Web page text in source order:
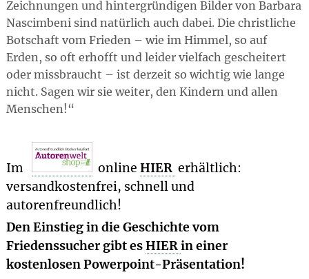
Zeichnungen und hintergründigen Bilder von Barbara
Nascimbeni sind natürlich auch dabei. Die christliche
Botschaft vom Frieden – wie im Himmel, so auf
Erden, so oft erhofft und leider vielfach gescheitert
oder missbraucht – ist derzeit so wichtig wie lange
nicht. Sagen wir sie weiter, den Kindern und allen
Menschen!
Im online HIER erhältlich:
versandkostenfrei, schnell und
autorenfreundlich!
Den Einstieg in die Geschichte vom
Friedenssucher gibt esHIERin einer
kostenlosen Powerpoint-Präsentation!